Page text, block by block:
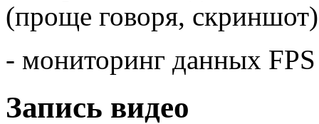
(проще говоря,
- мониторинг данных
Запись видео